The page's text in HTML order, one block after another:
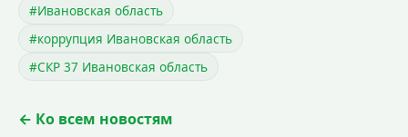
#Ивановская область
#коррупция Ивановская область
#СКР 37 Ивановская область
← Ко всем новостям